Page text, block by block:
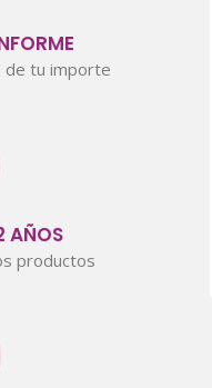
de tu importe
AÑOS
productos